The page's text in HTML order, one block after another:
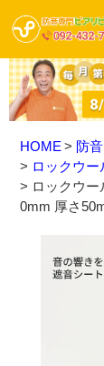
HOME 防
ロックウー
ロックウ
0mm 厚さ